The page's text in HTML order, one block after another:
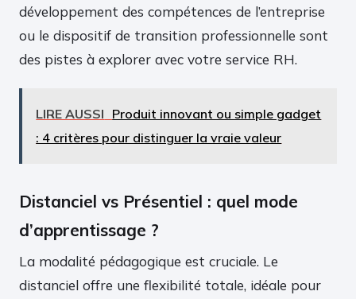
développement des compétences de l’entreprise
ou le dispositif de transition professionnelle sont
des pistes à explorer avec votre service RH.
LIRE AUSSI Produit innovant ou simple gadget
: 4 critères pour distinguer la vraie valeur
Distanciel vs Présentiel : quel mode
d’apprentissage ?
La modalité pédagogique est cruciale. Le
distanciel offre une flexibilité totale, idéale pour